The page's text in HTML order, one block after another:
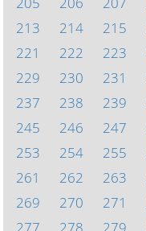
213
214 215
221
222 223
229
230 231
237
238 239
245
246 247
253
254 255
261
262 263
269
270 271